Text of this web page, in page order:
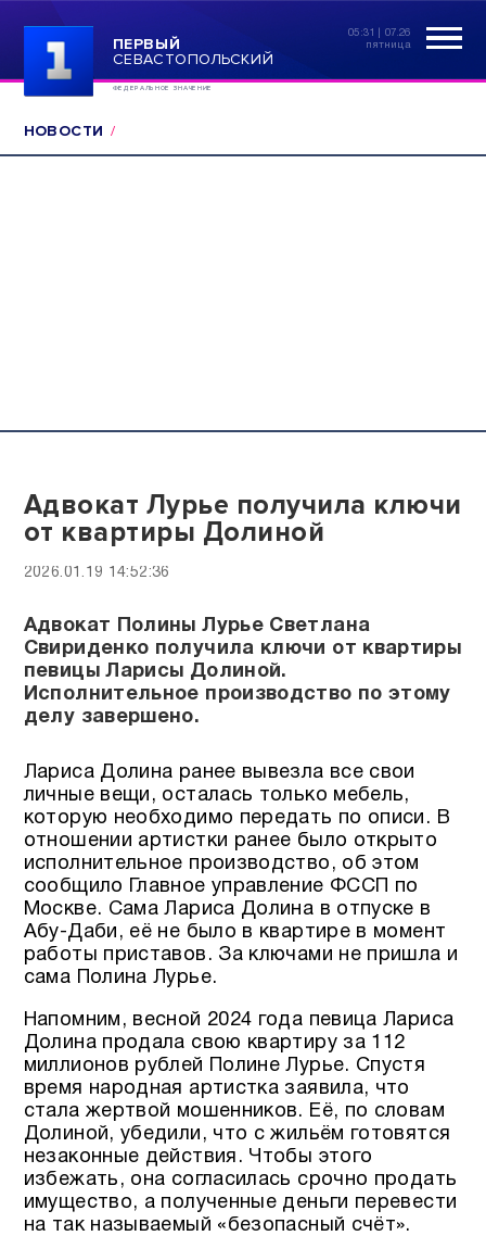
ПЕРВЫЙ
СЕВАСТОПОЛЬСКИЙ
ФЕДЕРАЛЬНОЕ ЗНАЧЕНИЕ
05:31 | 07.26
пятница
НОВОСТИ
Адвокат Лурье получила ключи
от квартиры Долиной
2026.01.19 14:52:36
Адвокат Полины Лурье Светлана
Свириденко получила ключи от квартиры
певицы Ларисы Долиной.
Исполнительное производство по этому
делу завершено.
Лариса Долина ранее вывезла все свои
личные вещи, осталась только мебель,
которую необходимо передать по описи. В
отношении артистки ранее было открыто
исполнительное производство, об этом
сообщило Главное управление ФССП по
Москве. Сама Лариса Долина в отпуске в
Абу-Даби, её не было в квартире в момент
работы приставов. За ключами не пришла и
сама Полина Лурье.
Напомним, весной 2024 года певица Лариса
Долина продала свою квартиру за 112
миллионов рублей Полине Лурье. Спустя
время народная артистка заявила, что
стала жертвой мошенников. Её, по словам
Долиной, убедили, что с жильём готовятся
незаконные действия. Чтобы этого
избежать, она согласилась срочно продать
имущество, а полученные деньги перевести
на так называемый «безопасный счёт».